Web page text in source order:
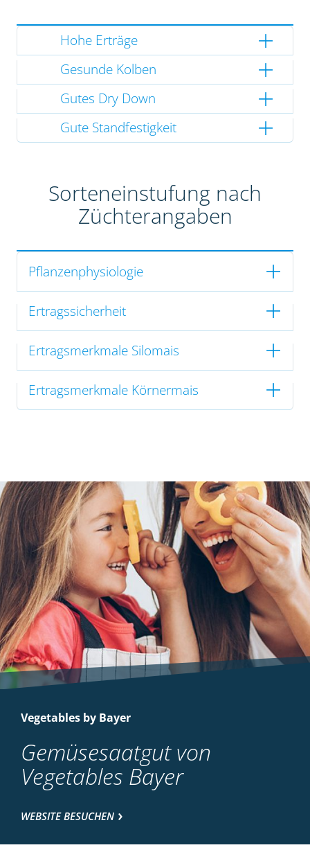
Hohe Erträge
Gesunde Kolben
Gutes Dry Down
Gute Standfestigkeit
Sorteneinstufung nach
Züchterangaben
Pflanzenphysiologie
Ertragssicherheit
Ertragsmerkmale Silomais
Ertragsmerkmale Körnermais
Vegetables by Bayer
Gemüsesaatgut von
Vegetables Bayer
WEBSITE BESUCHEN